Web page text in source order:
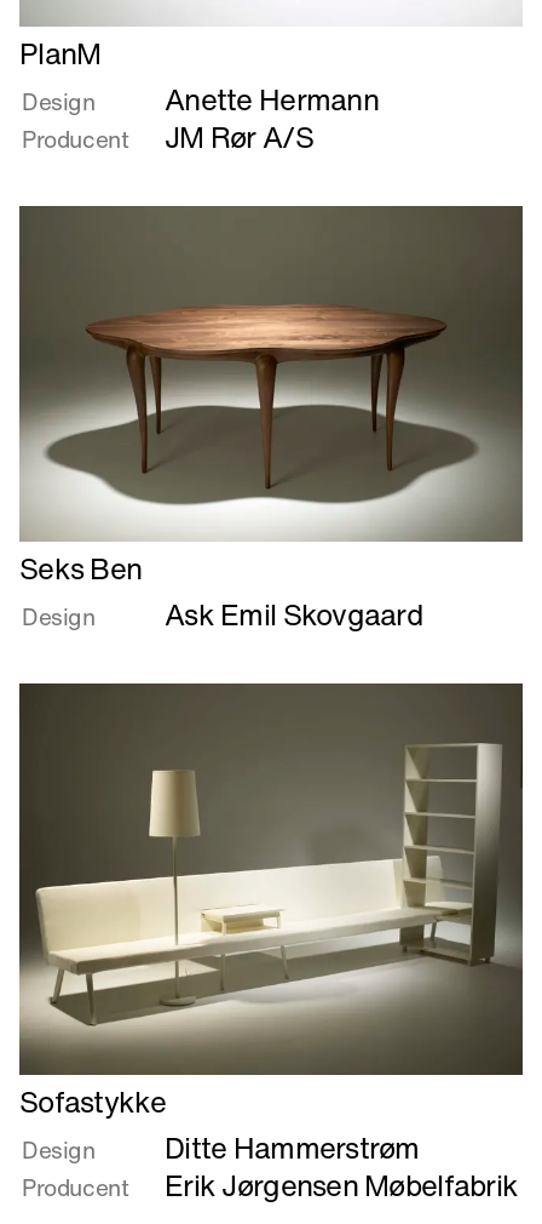
Læs
mere
om
PlanM
PlanM
Design Anette Hermann
Producent JM Rør A/S
Læs
mere
om
Seks Ben
Design Ask Emil Skovgaard
Læs
mere
om
Sofastykke
Sofastykke
Design Ditte Hammerstrøm
Producent Erik Jørgensen Møbelfabrik